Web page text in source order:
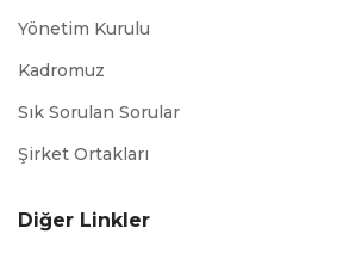
Yönetim Kurulu
Kadromuz
Sık Sorulan Sorular
Şirket Ortakları
Diğer Linkler